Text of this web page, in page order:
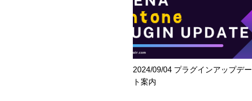
2024/09/04 プラグインアップデー
ト案内